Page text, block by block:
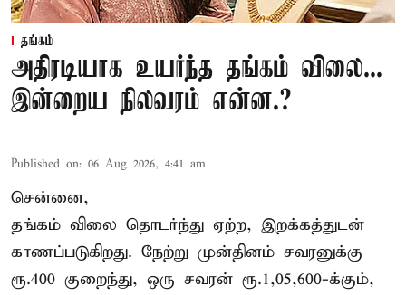
தங்கம்
அதிரடியாக உயர்ந்த தங்கம் விலை...
இன்றைய நிலவரம் என்ன.?
Published on: 06 Aug 2026, 4:41 am
சென்னை,
தங்கம் விலை தொடர்ந்து ஏற்ற, இறக்கத்துடன்
காணப்படுகிறது. நேற்று முன்தினம் சவரனுக்கு
ரூ.400 குறைந்து, ஒரு சவரன் ரூ.1,05,600-க்கும்,